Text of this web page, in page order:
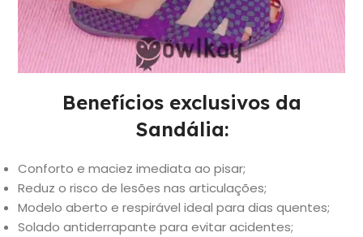
Benefícios exclusivos da
Sandália:
Conforto e maciez imediata ao pisar;
Reduz o risco de lesões nas articulações;
Modelo aberto e respirável ideal para dias quentes;
Solado antiderrapante para evitar acidentes;